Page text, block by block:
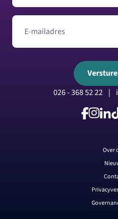
E-mailadres
026 - 368 52 22 |
Volg ons
Volg
Over